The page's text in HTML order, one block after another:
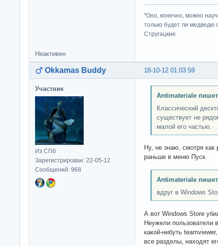
"Оно, конечно, можно
только будет ли медведю
Стругацкие
Неактивен
18-10-12 01:03:59
Okkamas Buddy
Участник
Из СПб
Зарегистрирован: 22-05-12
Сообщений: 968
Antimateriale
Классический
существует не
малой его частью.
Ну, не знаю, смотря
раньше в меню Пуск.
Antimateriale
вдруг в Windows
А вот Windows Store
Неужели пользователи
какой-нибуть
все разделы, находят